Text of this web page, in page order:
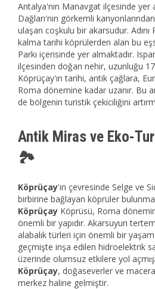
Antalya'nın Manavgat ilçesinde
Dağları'nın görkemli
ulaşan coşkulu bir akarsudur.
kalma tarihi köprülerden alan bu
Parkı içerisinde yer almaktadır.
ilçesinden doğan nehir, uzunluğu
Köprüçay'ın tarihi, antik çağlara,
Roma dönemine kadar uzanır. Bu
de bölgenin turistik çekiciliğini
Antik Miras ve Eko-
🏞️
Köprüçay'ın çevresinde Selge ve
birbirine bağlayan köprüler
Köprüçay Köprüsü, Roma
önemli bir yapıdır. Akarsuyun
alabalık türleri için önemli bir yaşam
geçmişte inşa edilen hidroelektrik
üzerinde olumsuz etkilere yol
Köprüçay, doğaseverler ve
merkez haline gelmiştir.